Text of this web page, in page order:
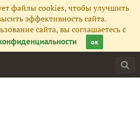
файлы cookies, чтобы улучшить
эффективность сайта.
сайта, вы соглашаетесь с
ок